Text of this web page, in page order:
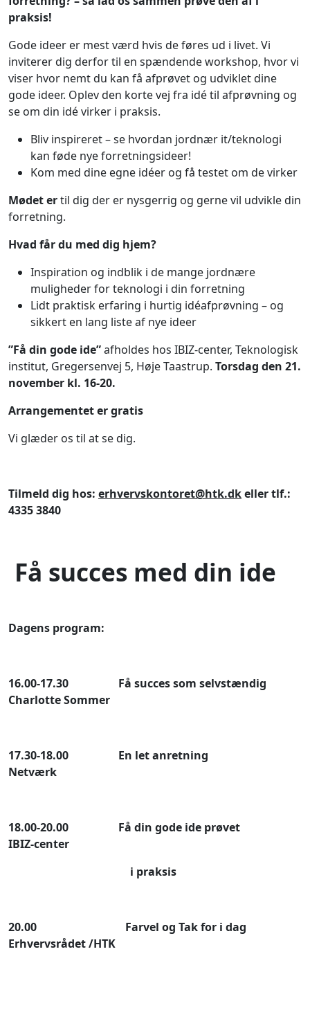
praksis!
Gode ideer er mest værd hvis de føres ud i livet. Vi
inviterer dig derfor til en spændende workshop, hvor vi
viser hvor nemt du kan få afprøvet og udviklet dine
gode ideer. Oplev den korte vej fra idé til afprøvning og
se om din idé virker i praksis.
Bliv inspireret – se hvordan jordnær it/teknologi
kan føde nye forretningsideer!
Kom med dine egne idéer og få testet om de virker
Mødet ertil dig der er nysgerrig og gerne vil udvikle din
forretning.
Hvad får du med dig hjem?
Inspiration og indblik i de mange jordnære
muligheder for teknologi i din forretning
Lidt praktisk erfaring i hurtig idéafprøvning – og
sikkert en lang liste af nye ideer
”Få din gode ide”afholdes hos IBIZ-center, Teknologisk
institut, Gregersenvej 5, Høje Taastrup. Torsdag den 21.
november kl. 16-20.
Arrangementet er gratis
Vi glæder os til at se dig.
Tilmeld dig hos: erhvervskontoret@htk.dkeller tlf.:
4335 3840
Få succes med din ide
Dagens program:
16.00-17.30 Få succes som selvstændig
Charlotte Sommer
17.30-18.00 En let anretning
Netværk
18.00-20.00 Få din gode ide prøvet
IBIZ-center
i praksis
20.00 Farvel og Tak for i dag
Erhvervsrådet /HTK